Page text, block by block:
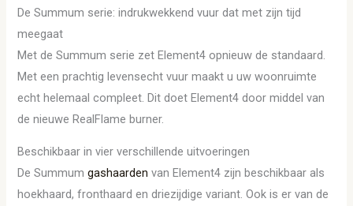
De Summum serie: indrukwekkend vuur dat met zijn tijd
meegaat
Met de Summum serie zet Element4 opnieuw de standaard.
Met een prachtig levensecht vuur maakt u uw woonruimte
echt helemaal compleet. Dit doet Element4 door middel van
de nieuwe RealFlame burner.
Beschikbaar in vier verschillende uitvoeringen
De Summumgashaarden van Element4 zijn beschikbaar als
hoekhaard, fronthaard en driezijdige variant. Ook is er van de